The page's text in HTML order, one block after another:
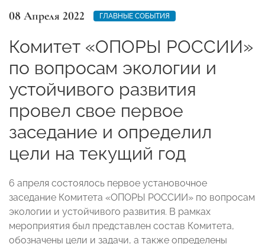
08 Апреля 2022 ГЛАВНЫЕ СОБЫТИЯ
Комитет «ОПОРЫ РОССИИ»
по вопросам экологии и
устойчивого развития
провел свое первое
заседание и определил
цели на текущий год
6 апреля состоялось первое установочное
заседание Комитета «ОПОРЫ РОССИИ» по вопросам
экологии и устойчивого развития. В рамках
мероприятия был представлен состав Комитета,
обозначены цели и задачи, а также определены